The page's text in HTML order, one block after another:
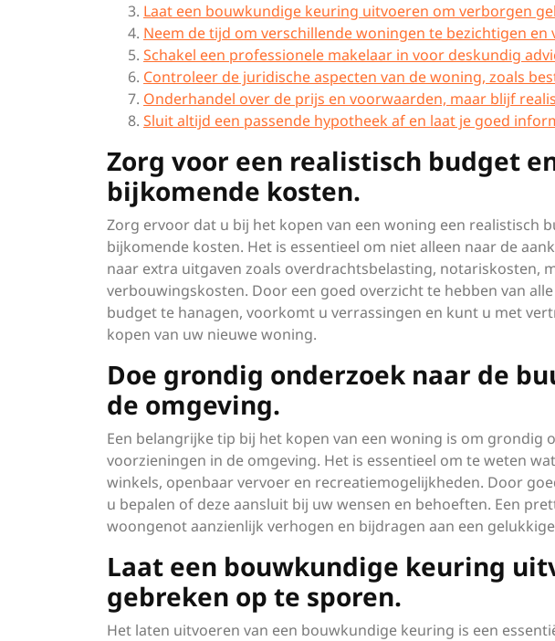
Laat een bouwkundige keuring uitvoeren om verborgen
Neem de tijd om verschillende woningen te bezichtigen en
Schakel een professionele makelaar in voor deskundig
Controleer de juridische aspecten van de woning, zoals
Onderhandel over de prijs en voorwaarden, maar blijf
Sluit altijd een passende hypotheek af en laat je goed
Zorg voor een realistisch budget
bijkomende kosten.
Zorg ervoor dat u bij het kopen van een woning een realistisch
bijkomende kosten. Het is essentieel om niet alleen naar de
naar extra uitgaven zoals overdrachtsbelasting, notariskosten,
verbouwingskosten. Door een goed overzicht te hebben van
budget te hanagen, voorkomt u verrassingen en kunt u met
kopen van uw nieuwe woning.
Doe grondig onderzoek naar de
de omgeving.
Een belangrijke tip bij het kopen van een woning is om grondig
voorzieningen in de omgeving. Het is essentieel om te weten
winkels, openbaar vervoer en recreatiemogelijkheden. Door
u bepalen of deze aansluit bij uw wensen en behoeften. Een
woongenot aanzienlijk verhogen en bijdragen aan een
Laat een bouwkundige keuring
gebreken op te sporen.
Het laten uitvoeren van een bouwkundige keuring is een